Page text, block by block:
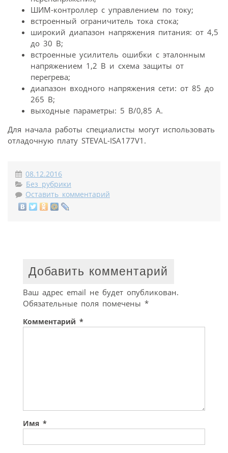
ШИМ-контроллер с управлением по току;
встроенный ограничитель тока стока;
широкий диапазон напряжения питания: от 4,5
до 30 В;
встроенные усилитель ошибки с эталонным
напряжением 1,2 В и схема защиты от
перегрева;
диапазон входного напряжения сети: от 85 до
265 В;
выходные параметры: 5 В/0,85 А.
Для начала работы специалисты могут использовать
отладочную плату STEVAL-ISA177V1.
08.12.2016
Без рубрики
Оставить комментарий
Добавить комментарий
Ваш адрес email не будет опубликован.
Обязательные поля помечены *
Комментарий *
Имя *